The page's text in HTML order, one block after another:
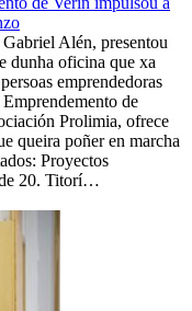
Alén, presentou
dunha oficina que xa
emprendedoras
de
Prolimia, ofrece
queira poñer en marcha
Proyectos
de 20. Titorí…